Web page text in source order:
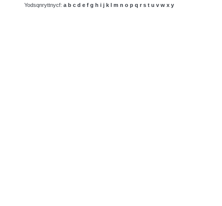
Yodsqnryttnycf: a b c d e f g h i j k l m n o p q r s t u v w x y